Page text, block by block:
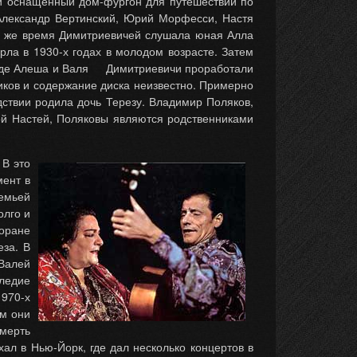
Вертинский, Юрий Морфесси, Настя
же время Димитриевичей слушала юная Алла
в 1930-х годах в молодом возрасте. Затем
Алеша и Валя Димитриевичи проработали
и содержание диска неизвестно. Примерно
родила дочь Терезу. Владимир Поляков,
Настей, Поляковы являются родственниками
это
в
и
В
х
они
в Нью-Йорк, где дал несколько концертов в